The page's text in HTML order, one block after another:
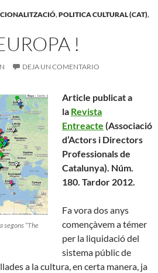
,POLITICA CULTURAL (CAT),
!
DEJA UN COMENTARIO
segons “The
Article publicat a
la Revista
Entreacte (Associació
d’Actors i Directors
Professionals de
Catalunya). Núm.
180. Tardor 2012.
Fa vora dos anys
començàvem a témer
per la liquidació del
sistema públic de
a la cultura, en certa manera, ja